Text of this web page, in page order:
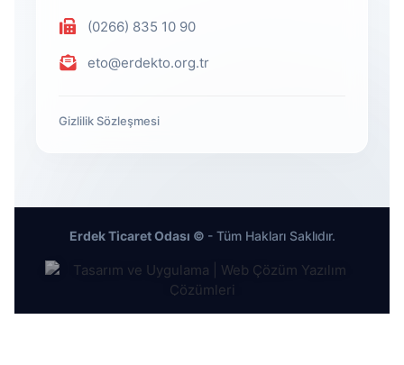
(0266) 835 10 90
eto@erdekto.org.tr
Gizlilik Sözleşmesi
Erdek Ticaret Odası © - Tüm Hakları Saklıdır.